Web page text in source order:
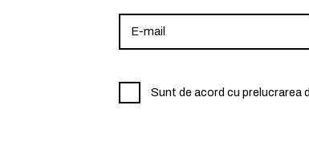
Sunt de acord cu prelucrarea